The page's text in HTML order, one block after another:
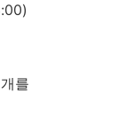
를